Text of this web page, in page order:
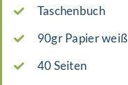
Taschenbuch
90gr Papier weiß
40 Seiten